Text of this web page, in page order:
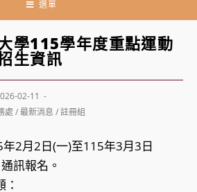
選單
學115學年度重點運動
生資訊
02-11
處 /最新消息 /註冊組
2月2日(一)至115年3月3日
訊報名。